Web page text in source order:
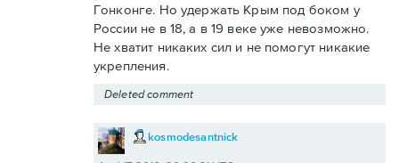
Гонконге. Но удержать Крым под боком у
России не в 18, а в 19 веке уже невозможно.
Не хватит никаких сил и не помогут никакие
укрепления.
Deleted comment
kosmodesantnick